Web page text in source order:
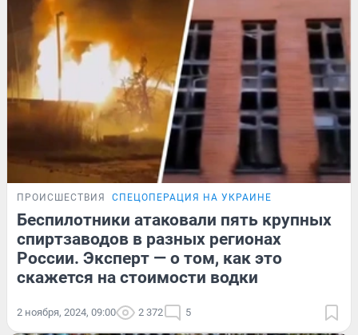
ПРОИСШЕСТВИЯ СПЕЦОПЕРАЦИЯ НА УКРАИНЕ
Беспилотники атаковали пять крупных
спиртзаводов в разных регионах
России. Эксперт — о том, как это
скажется на стоимости водки
2 ноября, 2024, 09:00 2 372 5